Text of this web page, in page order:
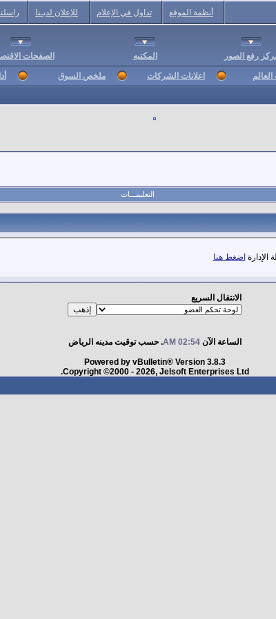
أنظمة الموقع تداول في الإعلام للإعلان لديـنا
رفع الصور المكتبه الصفحات
اعلانات الشركات ملخص السوق
التعليمـــات
اضغط هنا
الانتقال السريع
الساعة الآن02:54 AM . حسب توقيت مدينه الرياض
Powered by vBulletin® Version 3.8.3
Copyright ©2000 - 2026, Jelsoft Enterprises Ltd.